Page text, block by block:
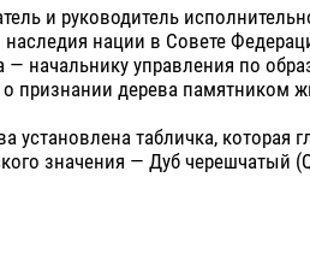
и руководитель
наследия нации в Совете
— начальнику управления по
о признании дерева памятником
установлена табличка,
значения — Дуб черешчатый